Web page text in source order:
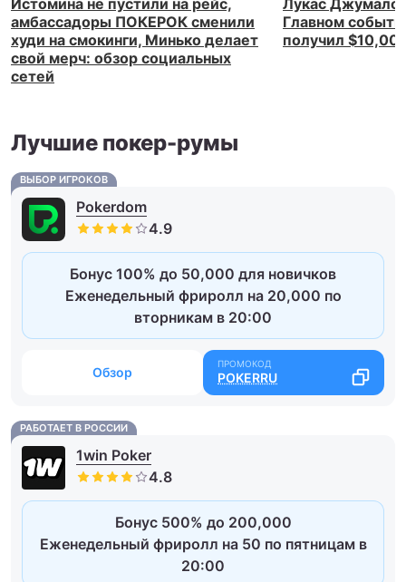
амбассадоры ПОКЕРОК сменили
худи на смокинги, Минько делает
свой мерч: обзор социальных
сетей
Главном
получил
Лучшие покер-румы
ВЫБОР ИГРОКОВ
Pokerdom
Бонус 100% до 50,000 для новичков
Еженедельный фриролл на 20,000 по
вторникам в 20:00
Обзор POKERRU
РАБОТАЕТ В РОССИИ
1win Poker
Бонус 500% до 200,000
Еженедельный фриролл на 50 по пятницам в
20:00